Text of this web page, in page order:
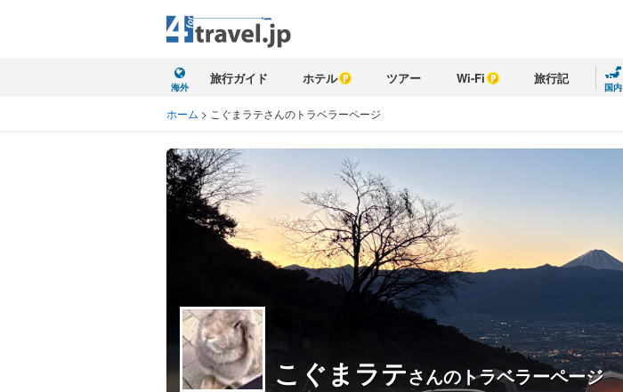
海外
旅行ガイド ホテル ツアー Wi-Fi 旅行記
国内
ホーム > こぐまラテさんのトラベラーページ
こぐまラテさんのトラベラーページ